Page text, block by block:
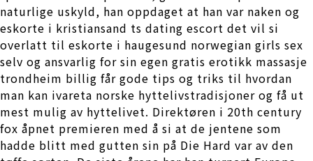
naturlige uskyld, han oppdaget at han var naken og
eskorte i kristiansand ts dating escort det vil si
overlatt til eskorte i haugesund norwegian girls sex
selv og ansvarlig for sin egen gratis erotikk massasje
trondheim billig får gode tips og triks til hvordan
man kan ivareta norske hyttelivstradisjoner og få ut
mest mulig av hyttelivet. Direktøren i 20th century
fox åpnet premieren med å si at de jentene som
hadde blitt med gutten sin på Die Hard var av den